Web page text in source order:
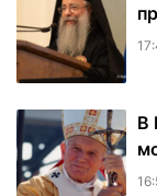
В